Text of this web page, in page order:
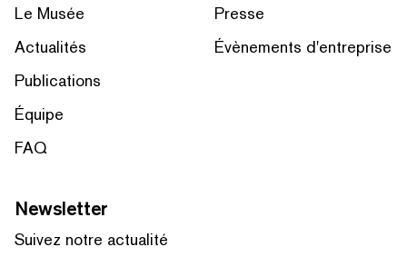
Le Musée
Actualités
Publications
Équipe
FAQ
Presse
Évènements d'entreprise
Newsletter
Suivez notre actualité